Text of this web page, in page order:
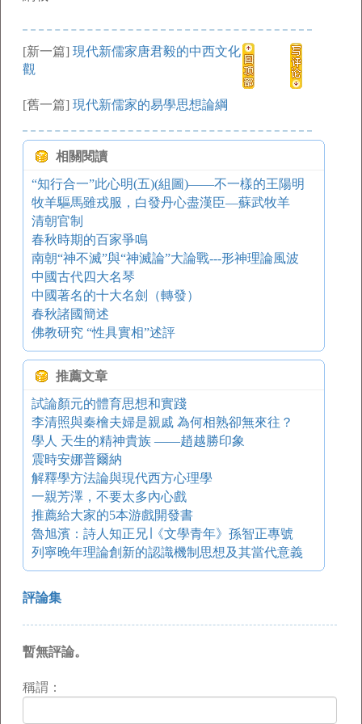
[新一篇] 現代新儒家唐君毅的中西文化
觀
[舊一篇] 現代新儒家的易學思想論綱
相關閱讀
“知行合一”此心明(五)(組圖)——不一樣的王陽明
牧羊驅馬雖戎服，白發丹心盡漢臣―蘇武牧羊
清朝官制
春秋時期的百家爭鳴
南朝“神不滅”與“神滅論”大論戰---形神理論風波
中國古代四大名琴
中國著名的十大名劍（轉發）
春秋諸國簡述
佛教研究 “性具實相”述評
推薦文章
試論顏元的體育思想和實踐
李清照與秦檜夫婦是親戚 為何相熟卻無來往？
學人 天生的精神貴族 ——趙越勝印象
震時安娜普爾納
解釋學方法論與現代西方心理學
一親芳澤，不要太多內心戲
推薦給大家的5本游戲開發書
魯旭濱：詩人知正兄∣《文學青年》孫智正專號
列寧晚年理論創新的認識機制思想及其當代意義
評論集
暫無評論。
稱謂：